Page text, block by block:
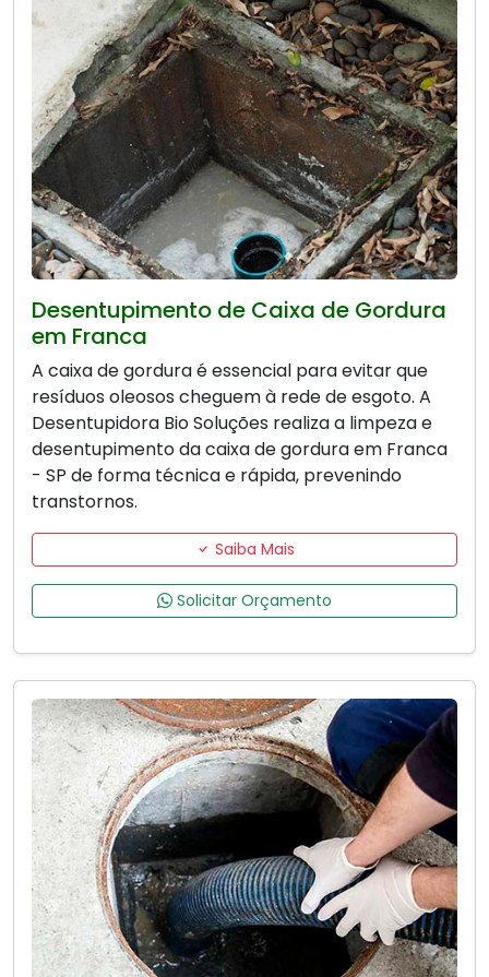
Desentupimento de Caixa de Gordura
em Franca
A caixa de gordura é essencial para evitar que
resíduos oleosos cheguem à rede de esgoto. A
Desentupidora Bio Soluções realiza a limpeza e
desentupimento da caixa de gordura em Franca
- SP de forma técnica e rápida, prevenindo
transtornos.
Saiba Mais
Solicitar Orçamento